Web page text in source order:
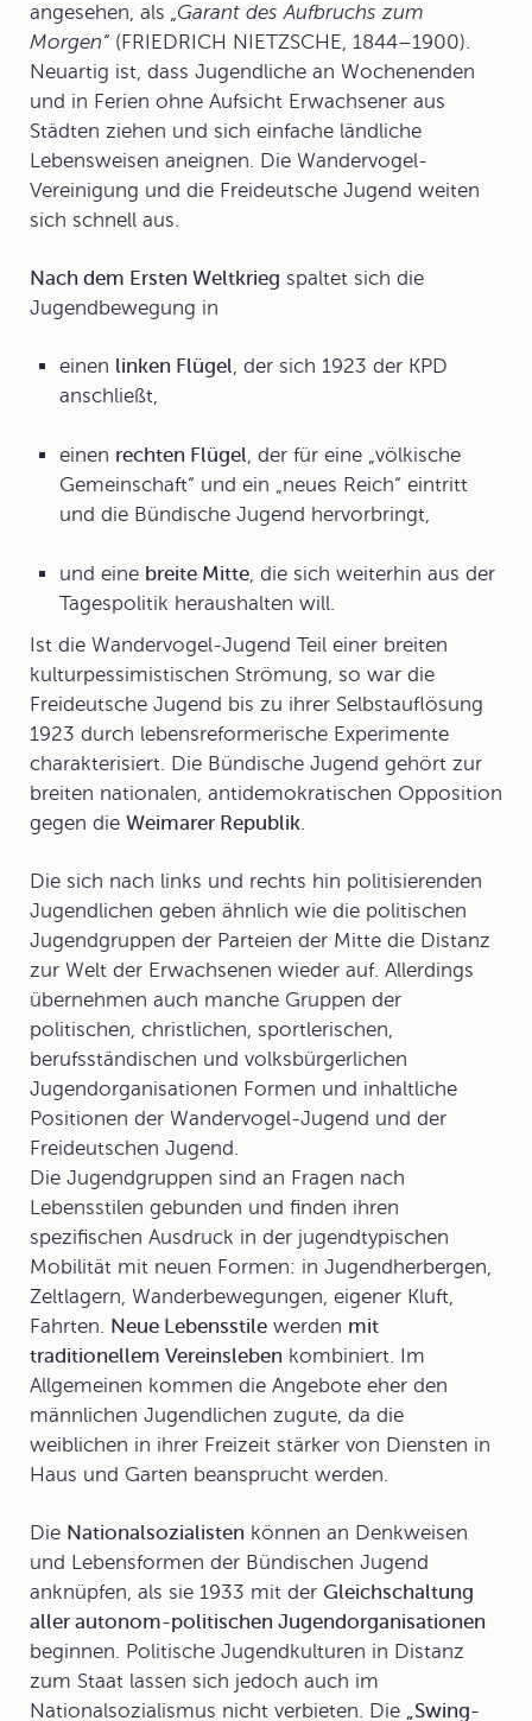
angesehen, als „Garant des Aufbruchs zum
Morgen“ (FRIEDRICH NIETZSCHE, 1844–1900).
Neuartig ist, dass Jugendliche an Wochenenden
und in Ferien ohne Aufsicht Erwachsener aus
Städten ziehen und sich einfache ländliche
Lebensweisen aneignen. Die Wandervogel-
Vereinigung und die Freideutsche Jugend weiten
sich schnell aus.
Nach dem Ersten Weltkrieg spaltet sich die
Jugendbewegung in
einen linken Flügel, der sich 1923 der KPD
anschließt,
einen rechten Flügel, der für eine „völkische
Gemeinschaft“ und ein „neues Reich“ eintritt
und die Bündische Jugend hervorbringt,
und eine breite Mitte, die sich weiterhin aus der
Tagespolitik heraushalten will.
Ist die Wandervogel-Jugend Teil einer breiten
kulturpessimistischen Strömung, so war die
Freideutsche Jugend bis zu ihrer Selbstauflösung
1923 durch lebensreformerische Experimente
charakterisiert. Die Bündische Jugend gehört zur
breiten nationalen, antidemokratischen Opposition
gegen die Weimarer Republik.
Die sich nach links und rechts hin politisierenden
Jugendlichen geben ähnlich wie die politischen
Jugendgruppen der Parteien der Mitte die Distanz
zur Welt der Erwachsenen wieder auf. Allerdings
übernehmen auch manche Gruppen der
politischen, christlichen, sportlerischen,
berufsständischen und volksbürgerlichen
Jugendorganisationen Formen und inhaltliche
Positionen der Wandervogel-Jugend und der
Freideutschen Jugend.
Die Jugendgruppen sind an Fragen nach
Lebensstilen gebunden und finden ihren
spezifischen Ausdruck in der jugendtypischen
Mobilität mit neuen Formen: in Jugendherbergen,
Zeltlagern, Wanderbewegungen, eigener Kluft,
Fahrten. Neue Lebensstile werden mit
traditionellem Vereinsleben kombiniert. Im
Allgemeinen kommen die Angebote eher den
männlichen Jugendlichen zugute, da die
weiblichen in ihrer Freizeit stärker von Diensten in
Haus und Garten beansprucht werden.
Die Nationalsozialisten können an Denkweisen
und Lebensformen der Bündischen Jugend
anknüpfen, als sie 1933 mit der Gleichschaltung
aller autonom-politischen Jugendorganisationen
beginnen. Politische Jugendkulturen in Distanz
zum Staat lassen sich jedoch auch im
Nationalsozialismus nicht verbieten. Die „Swing-